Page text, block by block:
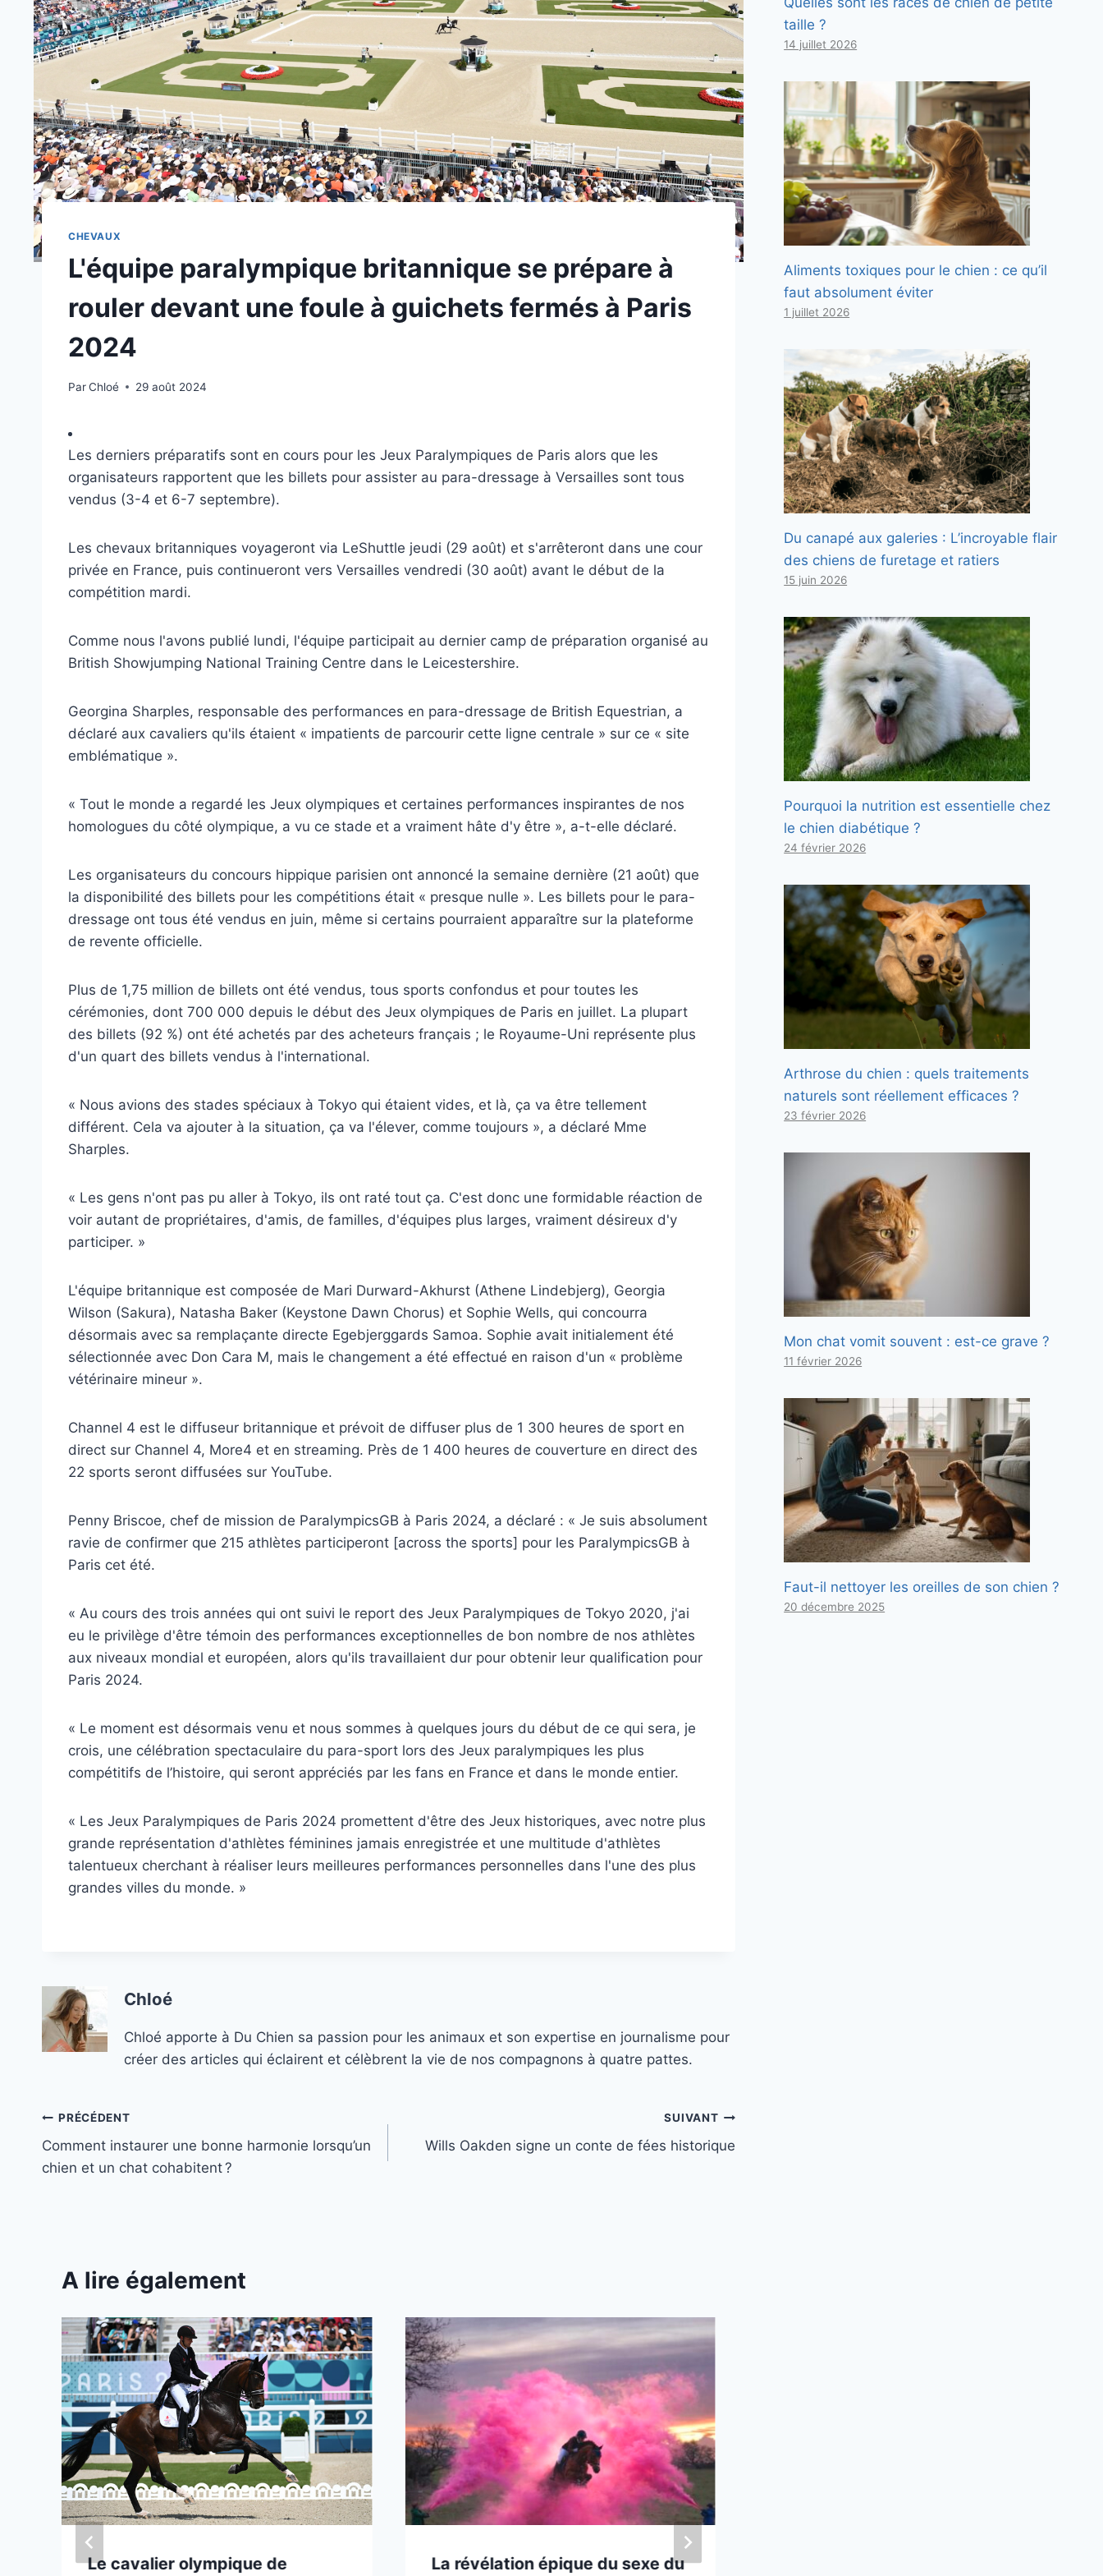
CHEVAUX
L'équipe paralympique britannique se prépare à
rouler devant une foule à guichets fermés à Paris
2024
ParChloé 29 août 2024
Les derniers préparatifs sont en cours pour les Jeux Paralympiques de Paris alors que les
organisateurs rapportent que les billets pour assister au para-dressage à Versailles sont tous
vendus (3-4 et 6-7 septembre).
Les chevaux britanniques voyageront via LeShuttle jeudi (29 août) et s'arrêteront dans une cour
privée en France, puis continueront vers Versailles vendredi (30 août) avant le début de la
compétition mardi.
Comme nous l'avons publié lundi, l'équipe participait au dernier camp de préparation organisé au
British Showjumping National Training Centre dans le Leicestershire.
Georgina Sharples, responsable des performances en para-dressage de British Equestrian, a
déclaré aux cavaliers qu'ils étaient « impatients de parcourir cette ligne centrale » sur ce « site
emblématique ».
« Tout le monde a regardé les Jeux olympiques et certaines performances inspirantes de nos
homologues du côté olympique, a vu ce stade et a vraiment hâte d'y être », a-t-elle déclaré.
Les organisateurs du concours hippique parisien ont annoncé la semaine dernière (21 août) que
la disponibilité des billets pour les compétitions était « presque nulle ». Les billets pour le para-
dressage ont tous été vendus en juin, même si certains pourraient apparaître sur la plateforme
de revente officielle.
Plus de 1,75 million de billets ont été vendus, tous sports confondus et pour toutes les
cérémonies, dont 700 000 depuis le début des Jeux olympiques de Paris en juillet. La plupart
des billets (92 %) ont été achetés par des acheteurs français ; le Royaume-Uni représente plus
d'un quart des billets vendus à l'international.
« Nous avions des stades spéciaux à Tokyo qui étaient vides, et là, ça va être tellement
différent. Cela va ajouter à la situation, ça va l'élever, comme toujours », a déclaré Mme
Sharples.
« Les gens n'ont pas pu aller à Tokyo, ils ont raté tout ça. C'est donc une formidable réaction de
voir autant de propriétaires, d'amis, de familles, d'équipes plus larges, vraiment désireux d'y
participer. »
L'équipe britannique est composée de Mari Durward-Akhurst (Athene Lindebjerg), Georgia
Wilson (Sakura), Natasha Baker (Keystone Dawn Chorus) et Sophie Wells, qui concourra
désormais avec sa remplaçante directe Egebjerggards Samoa. Sophie avait initialement été
sélectionnée avec Don Cara M, mais le changement a été effectué en raison d'un « problème
vétérinaire mineur ».
Channel 4 est le diffuseur britannique et prévoit de diffuser plus de 1 300 heures de sport en
direct sur Channel 4, More4 et en streaming. Près de 1 400 heures de couverture en direct des
22 sports seront diffusées sur YouTube.
Penny Briscoe, chef de mission de ParalympicsGB à Paris 2024, a déclaré : « Je suis absolument
ravie de confirmer que 215 athlètes participeront [across the sports] pour les ParalympicsGB à
Paris cet été.
« Au cours des trois années qui ont suivi le report des Jeux Paralympiques de Tokyo 2020, j'ai
eu le privilège d'être témoin des performances exceptionnelles de bon nombre de nos athlètes
aux niveaux mondial et européen, alors qu'ils travaillaient dur pour obtenir leur qualification pour
Paris 2024.
« Le moment est désormais venu et nous sommes à quelques jours du début de ce qui sera, je
crois, une célébration spectaculaire du para-sport lors des Jeux paralympiques les plus
compétitifs de l’histoire, qui seront appréciés par les fans en France et dans le monde entier.
« Les Jeux Paralympiques de Paris 2024 promettent d'être des Jeux historiques, avec notre plus
grande représentation d'athlètes féminines jamais enregistrée et une multitude d'athlètes
talentueux cherchant à réaliser leurs meilleures performances personnelles dans l'une des plus
grandes villes du monde. »
Chloé
Chloé apporte à Du Chien sa passion pour les animaux et son expertise en journalisme pour
créer des articles qui éclairent et célèbrent la vie de nos compagnons à quatre pattes.
Navigation
de
PRÉCÉDENT
Comment instaurer une bonne harmonie lorsqu’un
chien et un chat cohabitent ?
SUIVANT
Wills Oakden signe un conte de fées historique
A lire également
Le cavalier olympique de La révélation épique du sexe du
taille ?
14 juillet 2026
Aliments toxiques pour le chien : ce qu’il
faut absolument éviter
1 juillet 2026
Du canapé aux galeries : L’incroyable flair
des chiens de furetage et ratiers
15 juin 2026
Pourquoi la nutrition est essentielle chez
le chien diabétique ?
24 février 2026
Arthrose du chien : quels traitements
naturels sont réellement efficaces ?
23 février 2026
Mon chat vomit souvent : est-ce grave ?
11 février 2026
Faut-il nettoyer les oreilles de son chien ?
20 décembre 2025